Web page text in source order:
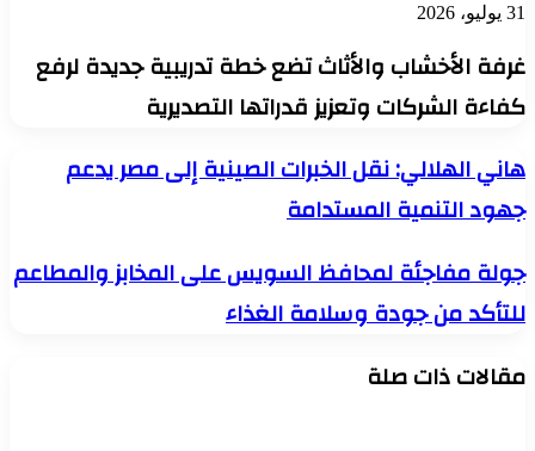
31 يوليو، 2026
غرفة الأخشاب والأثاث تضع خطة تدريبية جديدة لرفع
كفاءة الشركات وتعزيز قدراتها التصديرية
هاني
الهلالي:
نقل
الخبرات
إلى
مصر
يدعم
التنمية
المستدامة
هاني الهلالي: نقل الخبرات الصينية إلى مصر يدعم
جهود التنمية المستدامة
جولة
مفاجئة
لمحافظ
المخابز
جولة مفاجئة لمحافظ السويس على المخابز والمطاعم
للتأكد من جودة وسلامة الغذاء
مقالات ذات صلة